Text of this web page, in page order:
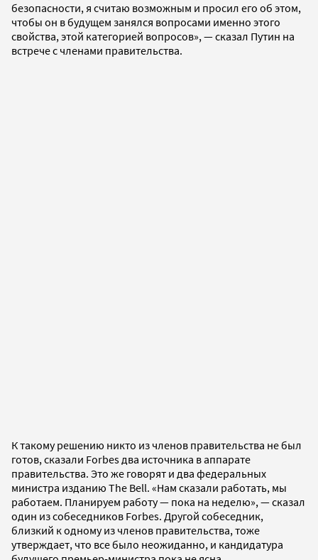
безопасности, я считаю возможным и просил его об этом,
чтобы он в будущем занялся вопросами именно этого
свойства, этой категорией вопросов», — сказал Путин на
встрече с членами правительства.
К такому решению никто из членов правительства не был
готов, сказали Forbes два источника в аппарате
правительства. Это же говорят и два федеральных
министра изданию The Bell. «Нам сказали работать, мы
работаем. Планируем работу — пока на неделю», — сказал
один из собеседников Forbes. Другой собеседник,
близкий к одному из членов правительства, тоже
утверждает, что все было неожиданно, и кандидатура